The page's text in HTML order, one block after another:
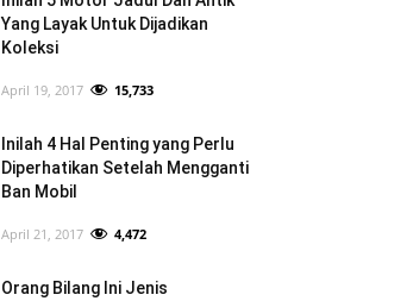
Yang Layak Untuk Dijadikan
Koleksi
April 19, 2017 15,733
Inilah 4 Hal Penting yang Perlu
Diperhatikan Setelah Mengganti
Ban Mobil
April 21, 2017 4,472
Orang Bilang Ini Jenis